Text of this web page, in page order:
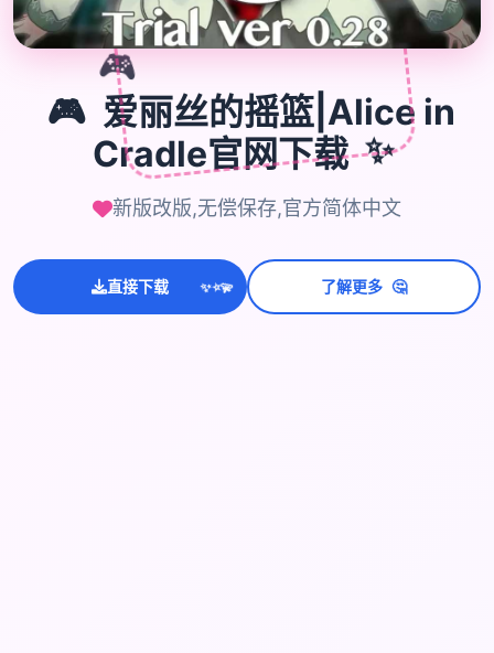
🎮
🎮 爱丽丝的摇篮|Alice in
Cradle官网下载 ✨
新版改版,无偿保存,官方简体中文
直接下载 ✨⭐💫 了解更多 🤔